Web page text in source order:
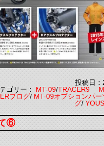
投稿日
ゴリー：MT-09/TRACER9
ブログ/MT-09オプションパー
グ/
⑥